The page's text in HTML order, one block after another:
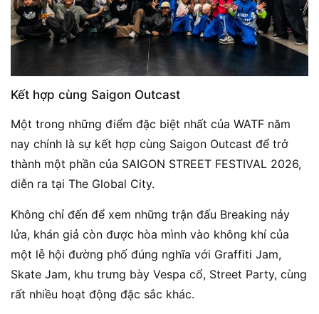
Kết hợp cùng Saigon Outcast
Một trong những điểm đặc biệt nhất của WATF năm
nay chính là sự kết hợp cùng Saigon Outcast để trở
thành một phần của SAIGON STREET FESTIVAL 2026,
diễn ra tại The Global City.
Không chỉ đến để xem những trận đấu Breaking nảy
lửa, khán giả còn được hòa mình vào không khí của
một lễ hội đường phố đúng nghĩa với Graffiti Jam,
Skate Jam, khu trưng bày Vespa cổ, Street Party, cùng
rất nhiều hoạt động đặc sắc khác.